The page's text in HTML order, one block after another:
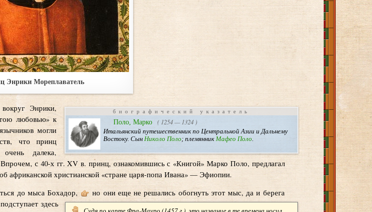
Энрики Мореплаватель
биографический указатель
Поло, Марко 1254 — 1324
Итальянский путешественник по Центральной Азии и Дальнему
Востоку. Сын Николо Поло ; племянник Мафео Поло
Энрики,
любовью» к
могли
что принц
далека,
с 40-х гг. XV в. принц, ознакомившись с «Книгой» Марко Поло, предлагал
африканской христианской «стране царя-попа Ивана» — Эфиопии.
до мыса Бохадор,
но они еще не решались обогнуть этот мыс, да и берега
здесь